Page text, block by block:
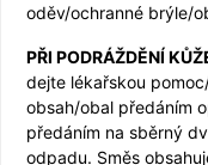
oděv/ochranné brýle/
PŘI PODRÁŽDĚNÍ
dejte lékařskou
obsah/obal předáním
předáním na sběrný
odpadu. Směs